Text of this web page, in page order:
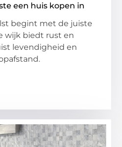
een huis kopen in
begint met de juiste
wijk biedt rust en
levendigheid en